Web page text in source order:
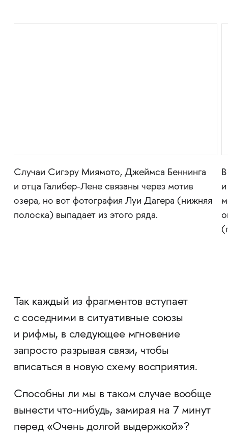
Случаи Сигэру Миямото, Джеймса Беннинга
и отца Галибер-Лене связаны через мотив
озера, но вот фотография Луи Дагера (нижняя
полоска) выпадает из этого ряда.
Так каждый из фрагментов вступает
с соседними в ситуативные союзы
и рифмы, в следующее мгновение
запросто разрывая связи, чтобы
вписаться в новую схему восприятия.
Способны ли мы в таком случае вообще
вынести что-нибудь, замирая на 7 минут
перед «Очень долгой выдержкой»?